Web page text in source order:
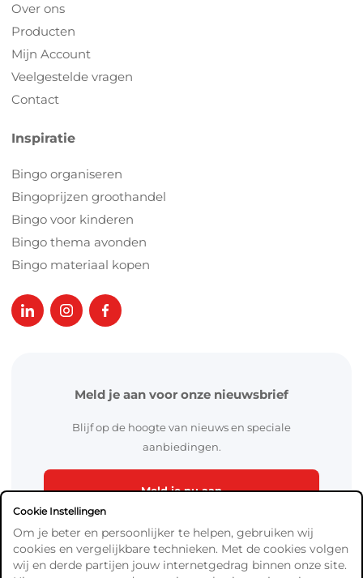
Over ons
Producten
Mijn Account
Veelgestelde vragen
Contact
Inspiratie
Bingo organiseren
Bingoprijzen groothandel
Bingo voor kinderen
Bingo thema avonden
Bingo materiaal kopen
Meld je aan voor onze nieuwsbrief
Blijf op de hoogte van nieuws en speciale
aanbiedingen.
Meld je nu aan
Cookie Instellingen
Om je beter en persoonlijker te helpen, gebruiken wij
cookies en vergelijkbare technieken. Met de cookies volgen
wij en derde partijen jouw internetgedrag binnen onze site.